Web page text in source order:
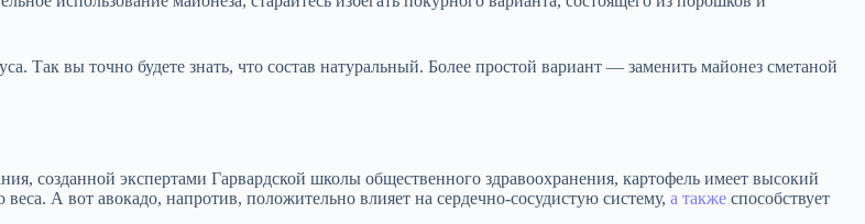
Так вы точно будете знать, что состав натуральный. Более простой вариант — заменить майонез сметаной
созданной экспертами Гарвардской школы общественного здравоохранения, картофель имеет высокий
А вот авокадо, напротив, положительно влияет на сердечно-сосудистую систему, а также способствует